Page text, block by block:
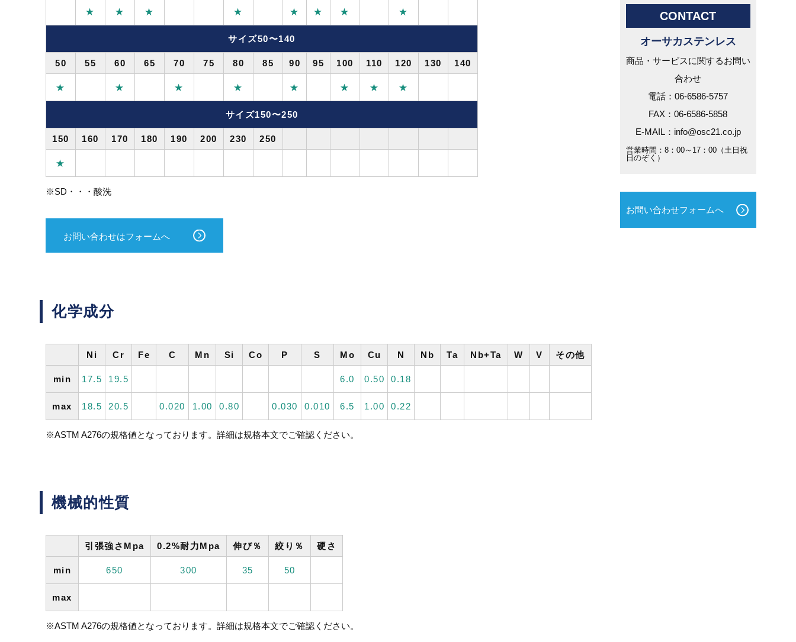
★ ★ ★ ★ ★ ★ ★ ★
サイズ50〜140
50 55 60 65 70 75 80 85 90 95 100 110 120 130 140
★ ★ ★ ★ ★ ★ ★ ★
サイズ150〜250
150 160 170 180 190 200 230 250
★
※SD・・・酸洗
お問い合わせはフォームへ
化学成分
Ni Cr Fe C Mn Si Co P S Mo Cu N Nb Ta Nb+Ta W V その他
min 17.5 19.5 6.0 0.50 0.18
max 18.5 20.5 0.020 1.00 0.80 0.030 0.010 6.5 1.00 0.22
※ASTM A276の規格値となっております。詳細は規格本文でご確認ください。
機械的性質
引張強さMpa 0.2%耐力Mpa 伸び％ 絞り％ 硬さ
min 650 300 35 50
max
※ASTM A276の規格値となっております。詳細は規格本文でご確認ください。
CONTACT
オーサカステンレス
商品・サービスに関するお問い
合わせ
電話：06-6586-5757
FAX：06-6586-5858
E-MAIL：info@osc21.co.jp
営業時間：8：00～17：00（土日祝
日のぞく）
お問い合わせフォームへ